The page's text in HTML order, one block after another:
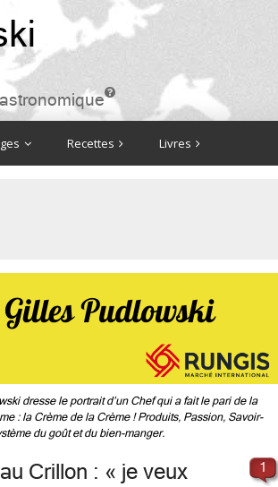

Recettes Livres
dresse le portrait d’un Chef qui a fait le pari de la
: la Crème de la Crème ! Produits, Passion, Savoir-
du goût et du bien-manger.
1
Crillon : « je veux